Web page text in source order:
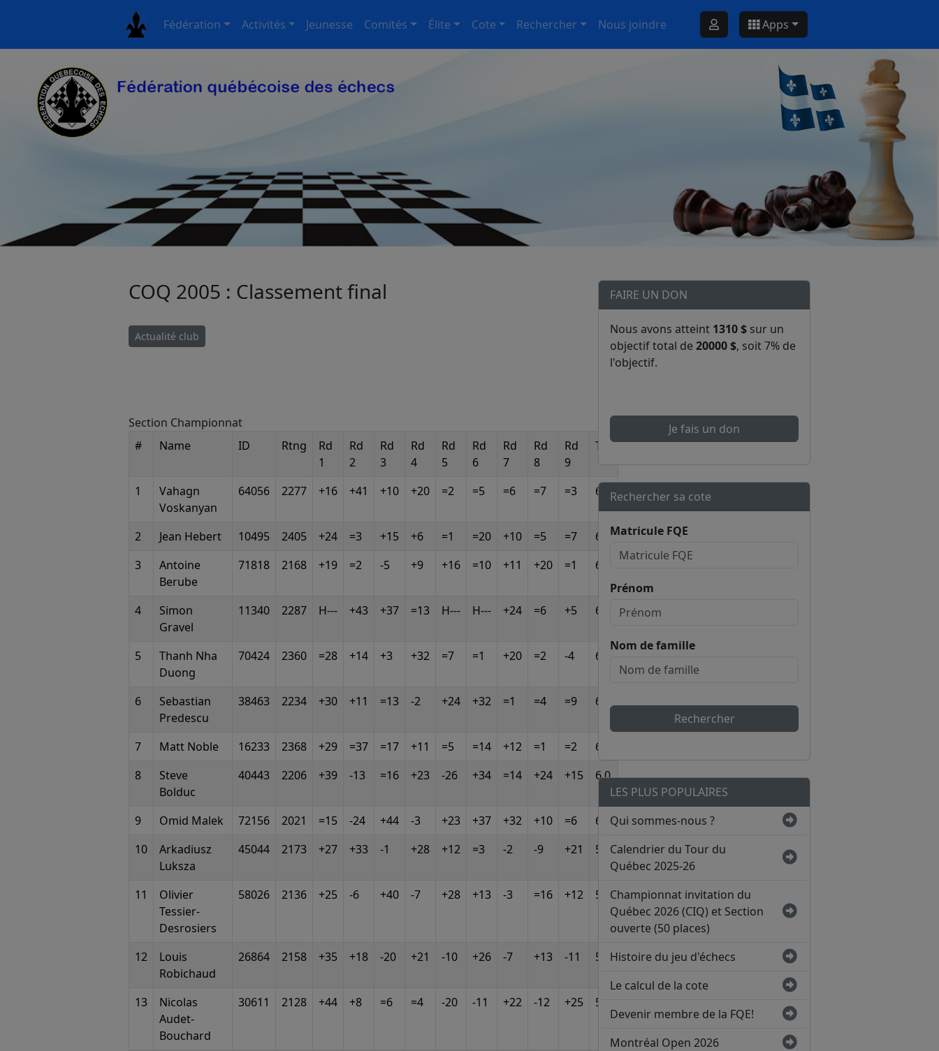
Fédération Activités Jeunesse Comités Élite Cote Rechercher Nous joindre Apps
COQ 2005 : Classement final
Actualité club
Section Championnat
#
Name ID Rtng
Rd
1
Rd
2
Rd
3
Rd
4
Rd
5
Rd
6
Rd
7
Rd
8
Rd
9
Tot
1
Vahagn
Voskanyan
64056 2277 +16 +41 +10 +20 =2 =5 =6 =7 =3 6.5
2 Jean Hebert 10495 2405 +24 =3 +15 +6 =1 =20 +10 =5 =7
6.5
3
Antoine
Berube
71818 2168 +19 =2 -5 +9 +16 =10 +11 +20 =1 6.5
4
Simon
Gravel
11340 2287 H--- +43 +37 =13 H--- H--- +24 =6 +5 6.5
5
Thanh Nha
Duong
70424 2360 =28 +14 +3 +32 =7 =1 +20 =2 -4 6.0
6
Sebastian
Predescu
38463 2234 +30 +11 =13 -2 +24 +32 =1 =4 =9 6.0
7 Matt Noble 16233 2368 +29 =37 =17 +11 =5 =14 +12 =1 =2
6.0
8
Steve
Bolduc
40443 2206 +39 -13 =16 +23 -26 +34 =14 +24 +15 6.0
9 Omid Malek 72156 2021 =15 -24 +44 -3 +23 +37 +32 +10 =6
6.0
10
Arkadiusz
Luksza
45044 2173 +27 +33 -1 +28 +12 =3 -2 -9 +21 5.5
11
Olivier
Tessier-
Desrosiers
58026 2136 +25 -6 +40 -7 +28 +13 -3 =16 +12 5.5
12
Louis
Robichaud
26864 2158 +35 +18 -20 +21 -10 +26 -7 +13 -11 5.0
13
Nicolas
Audet-
Bouchard
30611 2128 +44 +8 =6 =4 -20 -11 +22 -12 +25 5.0
FAIRE UN DON
Nous avons atteint 1310 $ sur un
objectif total de 20000 $, soit 7% de
l'objectif.
Je fais un don
Rechercher sa cote
Matricule FQE
Prénom
Nom de famille
Rechercher
LES PLUS POPULAIRES
Qui sommes-nous ?
Calendrier du Tour du
Québec 2025-26
Championnat invitation du
Québec 2026 (CIQ) et Section
ouverte (50 places)
Histoire du jeu d'échecs
Le calcul de la cote
Devenir membre de la FQE!
Montréal Open 2026